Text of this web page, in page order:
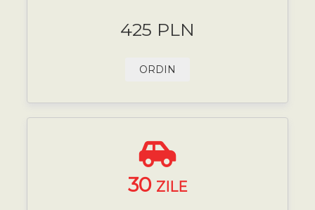
425 PLN
ORDIN
30 ZILE